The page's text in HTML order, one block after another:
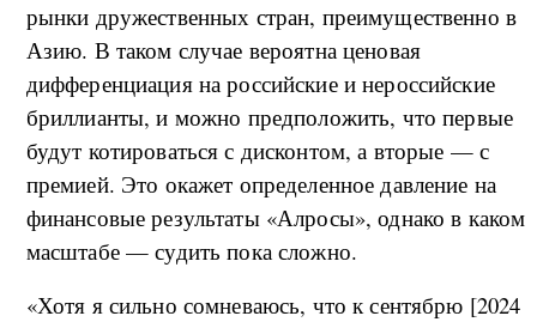
рынки дружественных стран, преимущественно в
Азию. В таком случае вероятна ценовая
дифференциация на российские и нероссийские
бриллианты, и можно предположить, что первые
будут котироваться с дисконтом, а вторые — с
премией. Это окажет определенное давление на
финансовые результаты «Алросы», однако в каком
масштабе — судить пока сложно.
«Хотя я сильно сомневаюсь, что к сентябрю [2024